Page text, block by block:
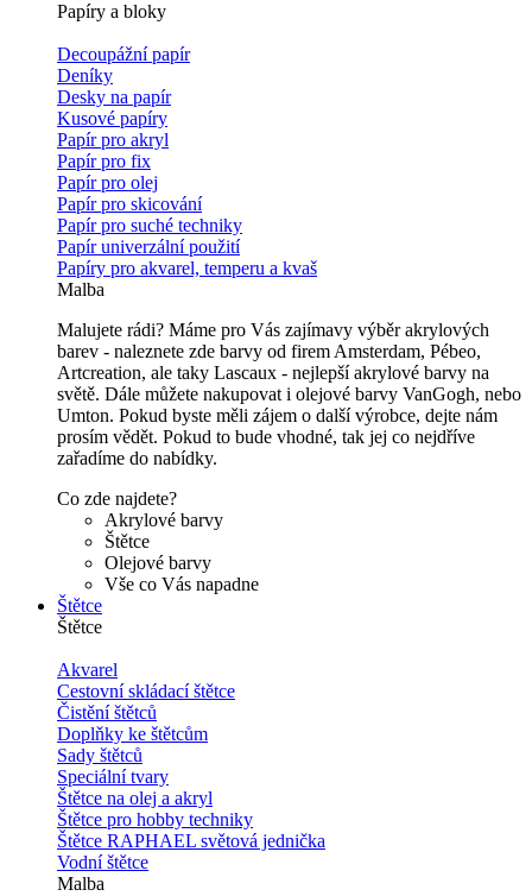
Papíry a bloky
Decoupážní papír
Deníky
Desky na papír
Kusové papíry
Papír pro akryl
Papír pro fix
Papír pro olej
Papír pro skicování
Papír pro suché techniky
Papír univerzální použití
Papíry pro akvarel, temperu a kvaš
Malba
Malujete rádi? Máme pro Vás zajímavy výběr akrylových
barev - naleznete zde barvy od firem Amsterdam, Pébeo,
Artcreation, ale taky Lascaux - nejlepší akrylové barvy na
světě. Dále můžete nakupovat i olejové barvy VanGogh, nebo
Umton. Pokud byste měli zájem o další výrobce, dejte nám
prosím vědět. Pokud to bude vhodné, tak jej co nejdříve
zařadíme do nabídky.
Co zde najdete?
Akrylové barvy
Štětce
Olejové barvy
Vše co Vás napadne
Štětce
Štětce
Akvarel
Cestovní skládací štětce
Čistění štětců
Doplňky ke štětcům
Sady štětců
Speciální tvary
Štětce na olej a akryl
Štětce pro hobby techniky
Štětce RAPHAEL světová jednička
Vodní štětce
Malba